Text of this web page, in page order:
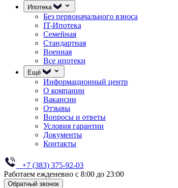
Ипотека
Без первоначального взноса
IT-Ипотека
Семейная
Стандартная
Военная
Все ипотеки
Ещё
Информационный центр
О компании
Вакансии
Отзывы
Вопросы и ответы
Условия гарантии
Документы
Контакты
+7 (383) 375-92-03
Работаем ежденевно с 8:00 до 23:00
Обратный звонок